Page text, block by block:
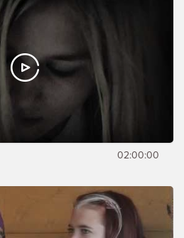
02:00:00